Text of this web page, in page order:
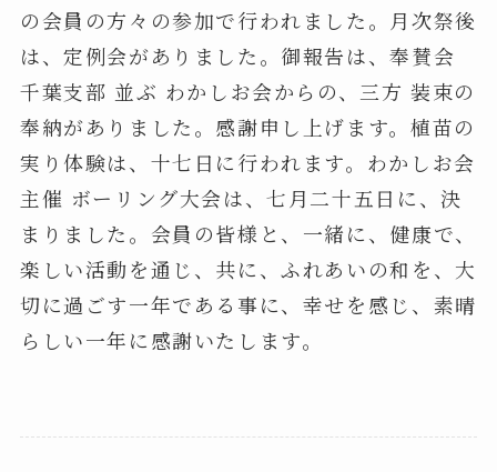
の会員の方々の参加で行われました。月次祭後
は、定例会がありました。御報告は、奉賛会
千葉支部 並ぶ わかしお会からの、三方 装束の
奉納がありました。感謝申し上げます。植苗の
実り体験は、十七日に行われます。わかしお会
主催 ボーリング大会は、七月二十五日に、決
まりました。会員の皆様と、一緒に、健康で、
楽しい活動を通じ、共に、ふれあいの和を、大
切に過ごす一年である事に、幸せを感じ、素晴
らしい一年に感謝いたします。